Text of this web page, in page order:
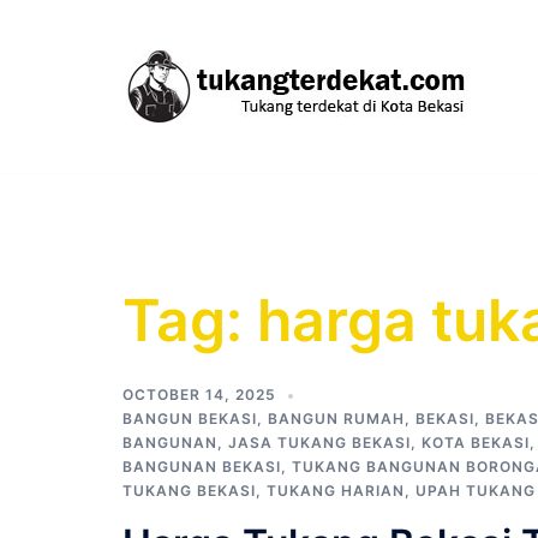
Tag: harga
OCTOBER 14, 2025
BANGUN BEKASI, BANGUN RUMAH , BEKASI,
BANGUNAN , JASA TUKANG BEKASI, KOTA BEKASI
BANGUNAN BEKASI, TUKANG BANGUNAN
TUKANG BEKASI, TUKANG HARIAN , UPAH TUKANG